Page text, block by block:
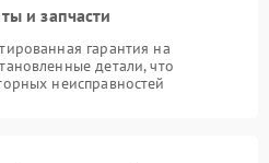
и запчасти
гарантия на
детали, что
неисправностей